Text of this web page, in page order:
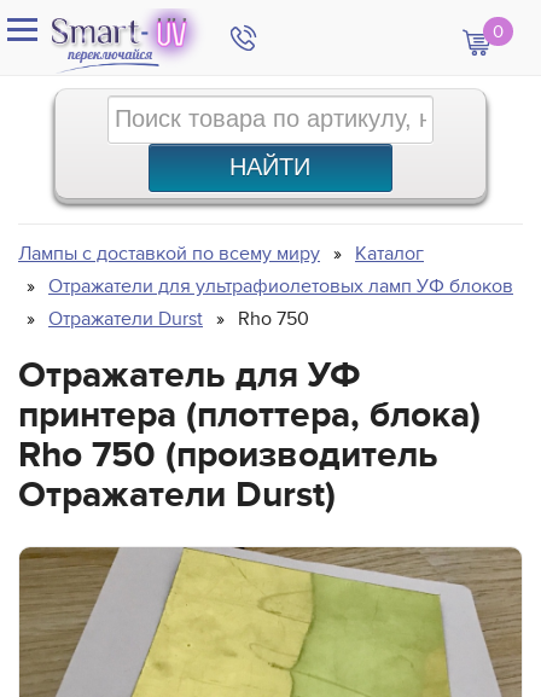
0
Лампы с доставкой по всему миру
Каталог
Отражатели для ультрафиолетовых ламп УФ блоков
Отражатели Durst
Rho 750
Отражатель для УФ
принтера (плоттера, блока)
Rho 750 (производитель
Отражатели Durst)